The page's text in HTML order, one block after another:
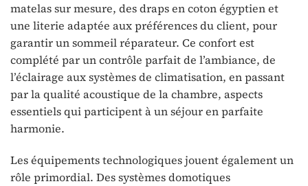
matelas sur mesure, des draps en coton égyptien et
une literie adaptée aux préférences du client, pour
garantir un sommeil réparateur. Ce confort est
complété par un contrôle parfait de l’ambiance, de
l’éclairage aux systèmes de climatisation, en passant
par la qualité acoustique de la chambre, aspects
essentiels qui participent à un séjour en parfaite
harmonie.
Les équipements technologiques jouent également un
rôle primordial. Des systèmes domotiques